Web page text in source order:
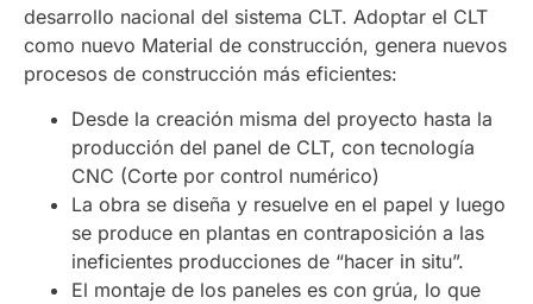
desarrollo nacional del sistema CLT. Adoptar el CLT
como nuevo Material de construcción, genera nuevos
procesos de construcción más eficientes:
Desde la creación misma del proyecto hasta la
producción del panel de CLT, con tecnología
CNC (Corte por control numérico)
La obra se diseña y resuelve en el papel y luego
se produce en plantas en contraposición a las
ineficientes producciones de “hacer in situ”.
El montaje de los paneles es con grúa, lo que